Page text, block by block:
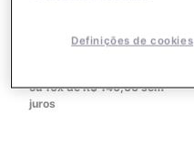
Aqui tem brinde! Ler mais
ou10x deR$ 140,00sem
juros
Definições de cookies